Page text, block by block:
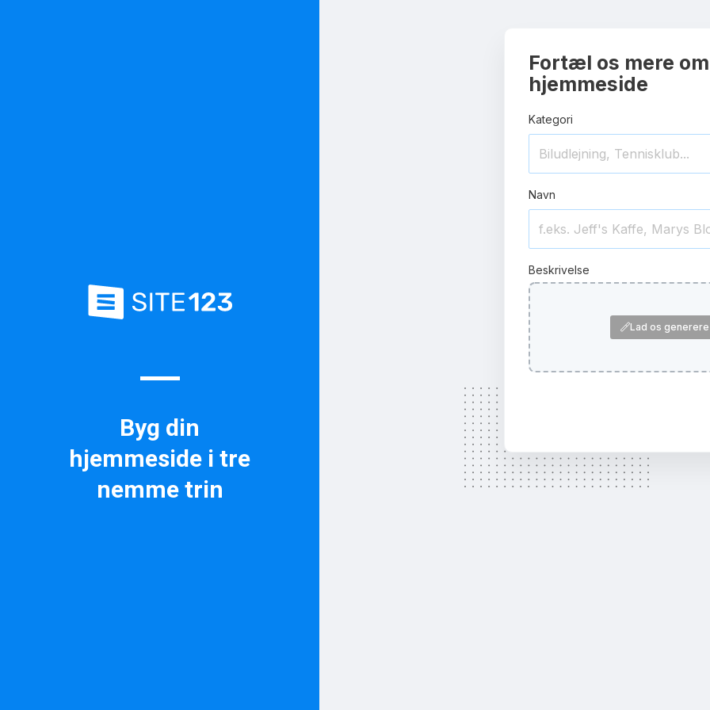
Byg din
hjemmeside i tre
nemme trin
Fortæl os mere
hjemmeside
Kategori
Navn
Beskrivelse
Lad os